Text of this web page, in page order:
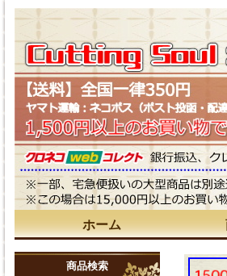
ホーム
商品検索